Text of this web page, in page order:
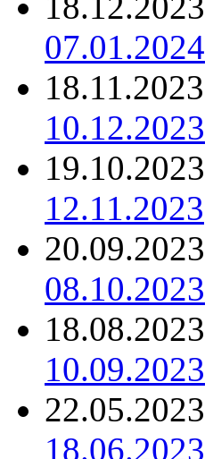
07.01.2024
10.12.2023
12.11.2023
08.10.2023
10.09.2023
18.06.2023